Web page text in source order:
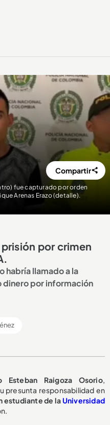
fue capturado por orden
Arenas Erazo (detalle).
Compartir
por crimen
habría llamado a la
por información
Esteban Raigoza Osorio,
presunta responsabilidad en
estudiante de laUniversidad